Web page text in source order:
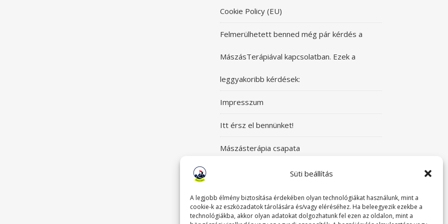
Süti beállítás
A legjobb élmény biztosítása érdekében olyan technológiákat használunk, mint a
cookie-k az eszközadatok tárolására és/vagy eléréséhez. Ha beleegyezik ezekbe a
technológiákba, akkor olyan adatokat dolgozhatunk fel ezen az oldalon, mint a
Cookie Policy (EU)
Felmerülhetett benned még pár kérdés a
MászásTerápiával kapcsolatban. Ezek a
leggyakoribb kérdések:
Impresszum
Itt érsz el bennünket!
Mászásterápia csapata
Szeretettel üdvözlünk a Mászásterápia oldalán!
Gyere, nézz körül!
TABUDÖNTÖGETŐ MászásTerápia